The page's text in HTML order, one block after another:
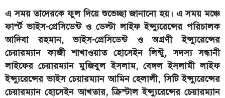
এ সময় তাদেরকে ফুল দিয়ে শুভেচ্ছা জানানো হয়। এ সময় মঞ্চে
ফার্স্ট ভাইস-প্রেসিডেন্ট ও ডেল্টা লাইফ ইন্স্যুরেন্সের পরিচালক
আদিবা রহমান, ভাইস-প্রেসিডেন্ট ও অগ্রণী ইন্স্যুরেন্সের
চেয়ারম্যান কাজী শাখাওয়াত হোসেইন লিন্টু, সদস্য সন্ধানী
লাইফের চেয়ারম্যান মুজিবুল ইসলাম, বেঙ্গল ইসলামী লাইফ
ইন্স্যুরেন্সের ভাইস চেয়ারম্যান আমিন হেলালী, সিটি ইন্স্যুরেন্সের
চেয়ারম্যান হোসেইন আখতার, ক্রিস্টাল ইন্স্যুরেন্সের চেয়ারম্যান